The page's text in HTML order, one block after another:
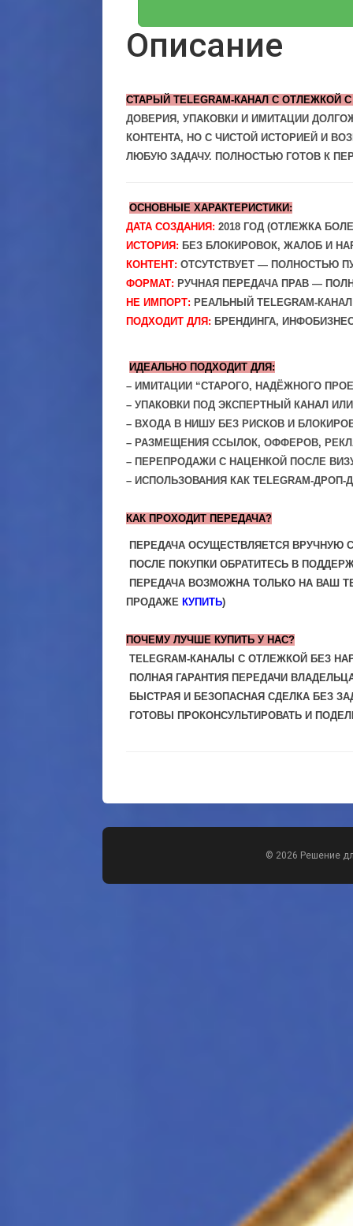
Описание
СТАРЫЙ TELEGRAM-КАНАЛ С ОТЛЕЖКОЙ С
ДОВЕРИЯ, УПАКОВКИ И ИМИТАЦИИ
КОНТЕНТА, НО С ЧИСТОЙ ИСТОРИЕЙ И
ЛЮБУЮ ЗАДАЧУ. ПОЛНОСТЬЮ ГОТОВ К
ОСНОВНЫЕ ХАРАКТЕРИСТИКИ:
ДАТА СОЗДАНИЯ: 2018 ГОД (ОТЛЕЖКА
ИСТОРИЯ: БЕЗ БЛОКИРОВОК, ЖАЛОБ И
КОНТЕНТ: ОТСУТСТВУЕТ — ПОЛНОСТЬЮ
ФОРМАТ: РУЧНАЯ ПЕРЕДАЧА ПРАВ —
НЕ ИМПОРТ: РЕАЛЬНЫЙ TELEGRAM-КАНАЛ
ПОДХОДИТ ДЛЯ: БРЕНДИНГА,
ИДЕАЛЬНО ПОДХОДИТ ДЛЯ:
– ИМИТАЦИИ “СТАРОГО, НАДЁЖНОГО
– УПАКОВКИ ПОД ЭКСПЕРТНЫЙ КАНАЛ
– ВХОДА В НИШУ БЕЗ РИСКОВ И
– РАЗМЕЩЕНИЯ ССЫЛОК, ОФФЕРОВ,
– ПЕРЕПРОДАЖИ С НАЦЕНКОЙ ПОСЛЕ
– ИСПОЛЬЗОВАНИЯ КАК TELEGRAM-
КАК ПРОХОДИТ ПЕРЕДАЧА?
ПЕРЕДАЧА ОСУЩЕСТВЛЯЕТСЯ ВРУЧНУЮ
ПОСЛЕ ПОКУПКИ ОБРАТИТЕСЬ В
ПЕРЕДАЧА ВОЗМОЖНА ТОЛЬКО НА ВАШ
ПРОДАЖЕ КУПИТЬ)
ПОЧЕМУ ЛУЧШЕ КУПИТЬ У НАС?
TELEGRAM-КАНАЛЫ С ОТЛЕЖКОЙ БЕЗ
ПОЛНАЯ ГАРАНТИЯ ПЕРЕДАЧИ
БЫСТРАЯ И БЕЗОПАСНАЯ СДЕЛКА БЕЗ
ГОТОВЫ ПРОКОНСУЛЬТИРОВАТЬ И
© 2026 Решение
Всего позиций в корзине